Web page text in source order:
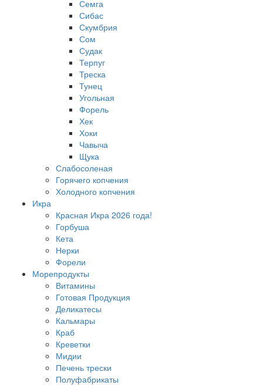
Семга
Сибас
Скумбрия
Сом
Судак
Терпуг
Треска
Тунец
Угольная
Форель
Хек
Хоки
Чавыча
Щука
Слабосоленая
Горячего копчения
Холодного копчения
Икра
Красная Икра 2026 года!
Горбуша
Кета
Нерки
Форели
Морепродукты
Витамины
Готовая Продукция
Деликатесы
Кальмары
Краб
Креветки
Мидии
Печень трески
Полуфабрикаты